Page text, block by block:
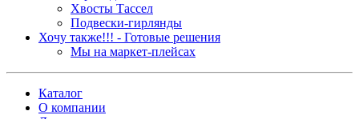
Хвосты Тассел
Подвески-гирлянды
Хочу также!!! - Готовые решения
Мы на маркет-плейсах
Каталог
О компании